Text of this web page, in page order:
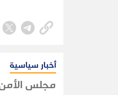
أخبار سياسية
مجلس